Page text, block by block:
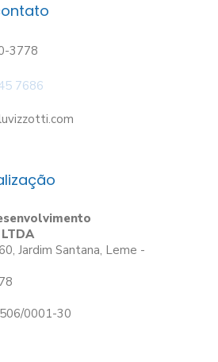
3778
7686
Jardim Santana, Leme -
0001-30